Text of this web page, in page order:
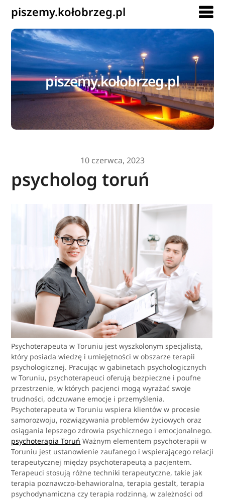
piszemy.kołobrzeg.pl
piszemy.kołobrzeg.pl
10 czerwca, 2023
psycholog toruń
Psychoterapeuta w Toruniu jest wyszkolonym specjalistą,
który posiada wiedzę i umiejętności w obszarze terapii
psychologicznej. Pracując w gabinetach psychologicznych
w Toruniu, psychoterapeuci oferują bezpieczne i poufne
przestrzenie, w których pacjenci mogą wyrażać swoje
trudności, odczuwane emocje i przemyślenia.
Psychoterapeuta w Toruniu wspiera klientów w procesie
samorozwoju, rozwiązywania problemów życiowych oraz
osiągania lepszego zdrowia psychicznego i emocjonalnego.
psychoterapia Toruń Ważnym elementem psychoterapii w
Toruniu jest ustanowienie zaufanego i wspierającego relacji
terapeutycznej między psychoterapeutą a pacjentem.
Terapeuci stosują różne techniki terapeutyczne, takie jak
terapia poznawczo-behawioralna, terapia gestalt, terapia
psychodynamiczna czy terapia rodzinną, w zależności od